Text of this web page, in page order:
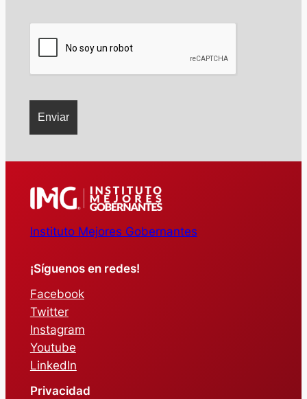
Instituto Mejores Gobernantes
¡Síguenos en redes!
Facebook
Twitter
Instagram
Youtube
LinkedIn
Privacidad